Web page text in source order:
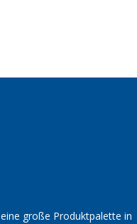
eine große Produktpalette in